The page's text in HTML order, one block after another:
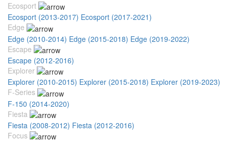
Ecosport
Ecosport (2013-2017) Ecosport (2017-2021)
Edge
Edge (2010-2014) Edge (2015-2018) Edge (2019-2022)
Escape
Escape (2012-2016)
Explorer
Explorer (2010-2015) Explorer (2015-2018) Explorer (2019-2023)
F-Series
F-150 (2014-2020)
Fiesta
Fiesta (2008-2012) Fiesta (2012-2016)
Focus